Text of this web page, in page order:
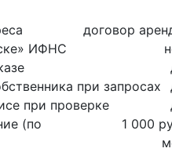
договор
ИФНС
при запросах
при проверке
(по
1 000